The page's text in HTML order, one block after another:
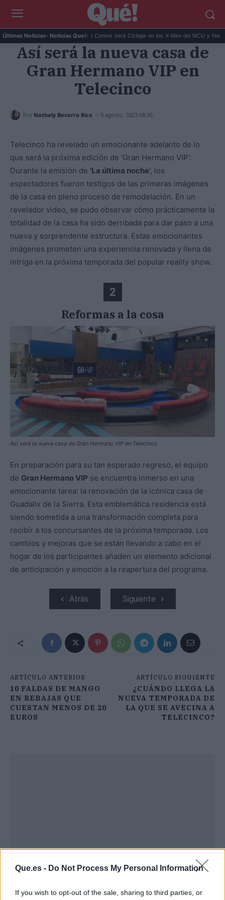
Que.es - Do Not Process My Personal Information
If you wish to opt-out of the sale, sharing to third parties, or
Últimas Noticias- Noticias Que!:
su 'Ruta del Narc... Kit Connor será Cíclope en los X-Men del MCU y Hea...
Así será la nueva casa de
Gran Hermano VIP en
Telecinco
Por Nathaly Becerra Rico - 9 agosto, 2023 08:35
Telecinco ha revelado un emocionante adelanto de lo
que será la próxima edición de 'Gran Hermano VIP'.
Durante la emisión de 'La última noche', los
espectadores fueron testigos de las primeras imágenes
de la casa en pleno proceso de remodelación. En un
revelador video, se pudo observar cómo prácticamente la
totalidad de la casa ha sido derribada para dar paso a una
nueva y sorprendente estructura. Estas emocionantes
imágenes prometen una experiencia renovada y llena de
intriga en la próxima temporada del popular reality show.
2
Reformas a la cosa
Así será la nueva casa de Gran Hermano VIP en Telecinco
En preparación para su tan esperado regreso, el equipo
de Gran Hermano VIP se encuentra inmerso en una
emocionante tarea: la renovación de la icónica casa de
Guadalix de la Sierra. Esta emblemática residencia está
siendo sometida a una transformación completa para
recibir a los concursantes de la próxima temporada. Los
cambios y mejoras que se están llevando a cabo en el
hogar de los participantes añaden un elemento adicional
de anticipación y emoción a la reapertura del programa.
Atrás Siguiente
ARTÍCULO ANTERIOR
10 FALDAS DE MANGO
EN REBAJAS QUE
CUESTAN MENOS DE 20
EUROS
ARTÍCULO SIGUIENTE
¿CUÁNDO LLEGA LA
NUEVA TEMPORADA DE
LA QUE SE AVECINA A
TELECINCO?